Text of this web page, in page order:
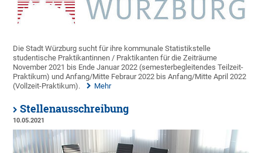
Die Stadt Würzburg sucht für ihre kommunale Statistikstelle
studentische Praktikantinnen / Praktikanten für die Zeiträume
November 2021 bis Ende Januar 2022 (semesterbegleitendes Teilzeit-
Praktikum) und Anfang/Mitte Febraur 2022 bis Anfang/Mitte April 2022
(Vollzeit-Praktikum).
Mehr
Stellenausschreibung
10.05.2021